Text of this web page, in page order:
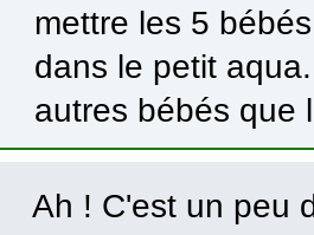
mettre les 5
dans le petit
autres bébés que
Ah ! C'est un peu